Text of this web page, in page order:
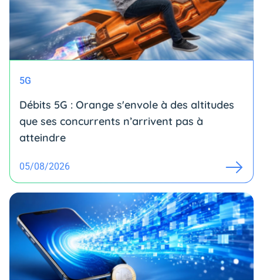
5G
Débits 5G : Orange s'envole à des altitudes
que ses concurrents n’arrivent pas à
atteindre
05/08/2026